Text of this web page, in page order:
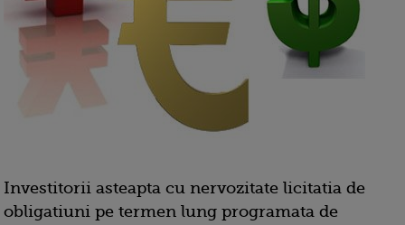
Investitorii asteapta cu nervozitate licitatia de
obligatiuni pe termen lung programata de